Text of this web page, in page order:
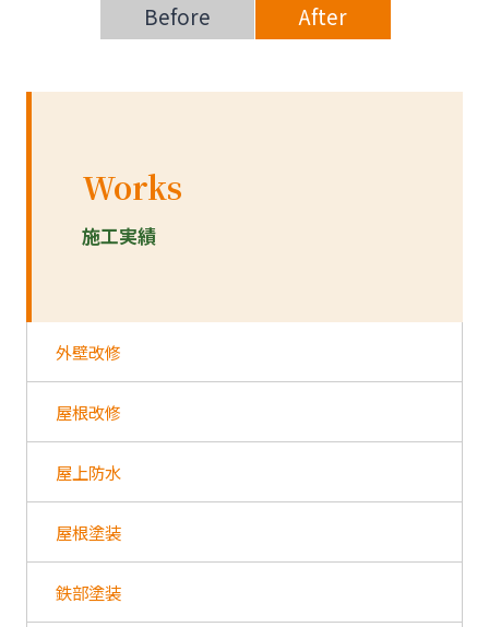
Before After
Works
施工実績
外壁改修
屋根改修
屋上防水
屋根塗装
鉄部塗装